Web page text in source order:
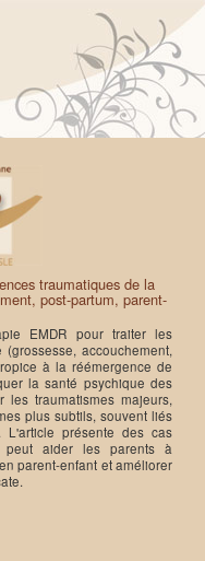
traumatiques de la
post-partum, parent-
EMDR pour traiter les
accouchement,
à la réémergence de
la santé psychique des
les traumatismes majeurs,
plus subtils, souvent liés
présente des cas
peut aider les parents à
parent-enfant et améliorer